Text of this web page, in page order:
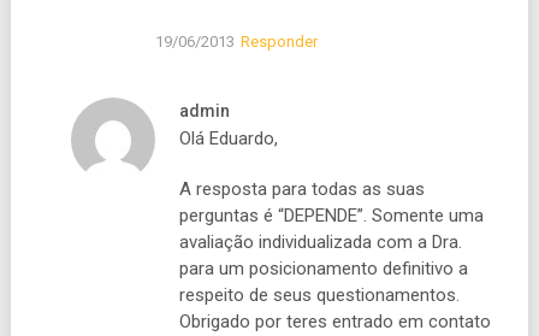
19/06/2013 Responder
admin
Olá Eduardo,
A resposta para todas as suas
perguntas é “DEPENDE”. Somente uma
avaliação individualizada com a Dra.
para um posicionamento definitivo a
respeito de seus questionamentos.
Obrigado por teres entrado em contato